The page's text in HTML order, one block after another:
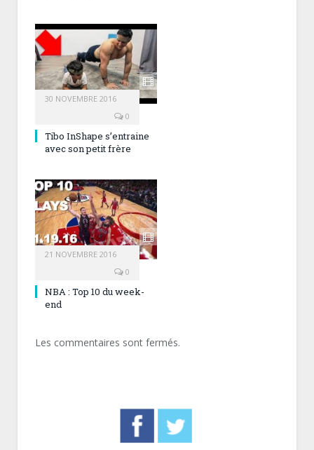
30 NOVEMBRE 2016
0
Tibo InShape s’entraine
avec son petit frère
21 NOVEMBRE 2016
0
NBA : Top 10 du week-
end
Les commentaires sont fermés.